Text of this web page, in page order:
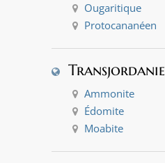
Ougaritique
Protocananéen
Transjordanie
Ammonite
Édomite
Moabite